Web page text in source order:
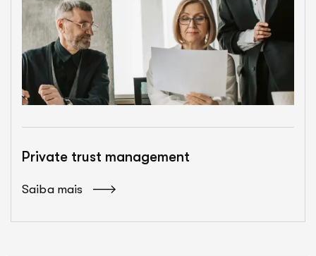
Private trust management
Saiba mais